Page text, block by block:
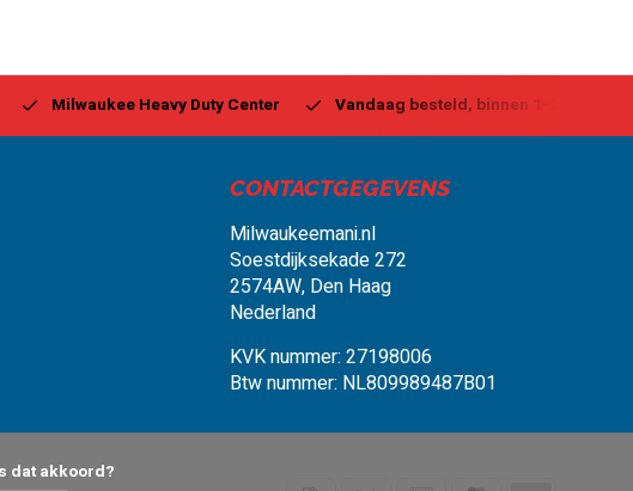
Milwaukee Heavy Duty Center Vandaag besteld, binnen 1-2 dagen
CONTACTGEGEVENS
Milwaukeemani.nl
Soestdijksekade 272
2574AW, Den Haag
Nederland
KVK nummer: 27198006
Btw nummer: NL809989487B01